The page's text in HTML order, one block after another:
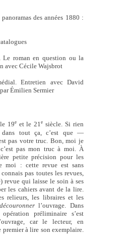
des années 1880 :
Le roman en question ou la
avec Cécile Wajsbrot
Entretien avec David
Émilien Sermier
19eet le 21e siècle. Si rien
dans tout ça, c’est que —
pas votre truc. Bon, moi je
pas mon truc à moi. À
petite précision pour les
moi : cette revue est sans
pas toutes les revues,
revue qui laisse le soin à ses
les cahiers avant de la lire.
relieurs, les libraires et les
découronnerl’ouvrage. Dans
préliminaire s’est
car le lecteur, en
à lire son exemplaire.